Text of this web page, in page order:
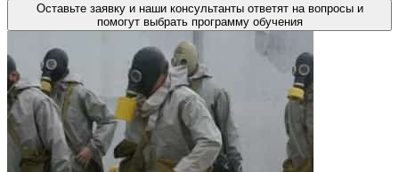
Оставьте заявку и наши консультанты ответят на вопросы и
помогут выбрать программу обучения